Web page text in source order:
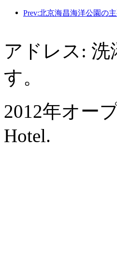
アドレス:
す。
2012年オー
Hotel.